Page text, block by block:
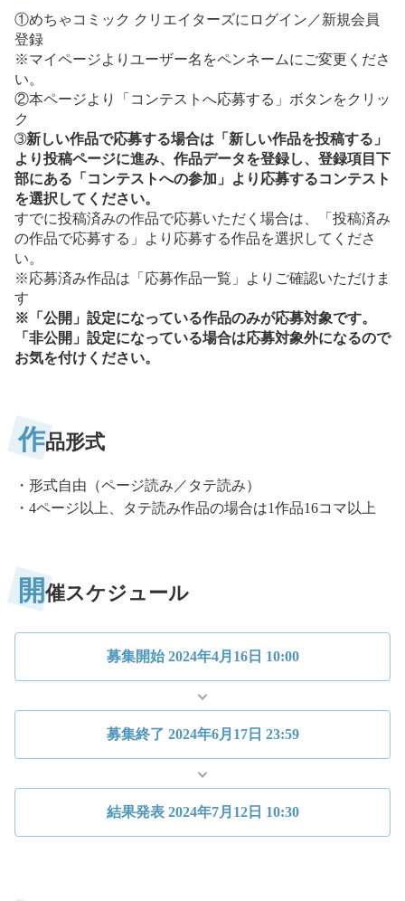
①めちゃコミック クリエイターズにログイン／新規会員
登録
※マイページよりユーザー名をペンネームにご変更くださ
い。
②本ページより「コンテストへ応募する」ボタンをクリッ
ク
➂新しい作品で応募する場合は「新しい作品を投稿する」
より投稿ページに進み、作品データを登録し、登録項目下
部にある「コンテストへの参加」より応募するコンテスト
を選択してください。
すでに投稿済みの作品で応募いただく場合は、「投稿済み
の作品で応募する」より応募する作品を選択してくださ
い。
※応募済み作品は「応募作品一覧」よりご確認いただけま
す
※「公開」設定になっている作品のみが応募対象です。
「非公開」設定になっている場合は応募対象外になるので
お気を付けください。
作品形式
・形式自由（ページ読み／タテ読み）
・4ページ以上、タテ読み作品の場合は1作品16コマ以上
開催スケジュール
募集開始2024年4月16日 10:00
募集終了 2024年6月17日 23:59
結果発表 2024年7月12日 10:30